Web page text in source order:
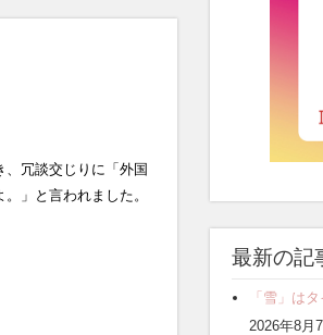
冗談交じりに「外国
」と言われました。
最新の記
「雪」は
2026年8月